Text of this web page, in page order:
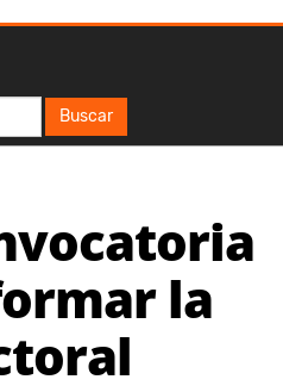
Buscar
la